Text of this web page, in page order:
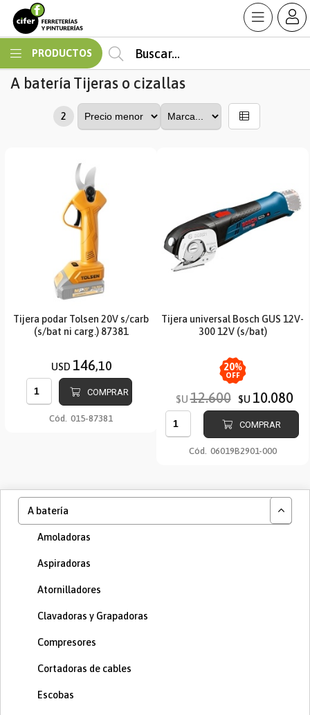
PRODUCTOS
A batería Tijeras o cizallas
2
Tijera podar Tolsen 20V s/carb
(s/bat ni carg.) 87381
USD 146,10
COMPRAR
Cód. 015-87381
Tijera universal Bosch GUS 12V-
300 12V (s/bat)
20%
OFF
$U 12.600 $U 10.080
COMPRAR
Cód. 06019B2901-000
A batería
Amoladoras
Aspiradoras
Atornilladores
Clavadoras y Grapadoras
Compresores
Cortadoras de cables
Escobas